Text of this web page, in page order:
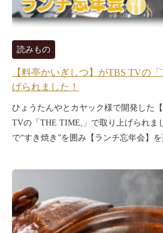
読みもの
【料亭かいぎしつ】がTBS TVの
げられました！
ひょうたんやとカヤック様で開発した
TVの「THE TIME,」で取り上げられま
で“すき焼き”を囲み【ランチ忘年会】